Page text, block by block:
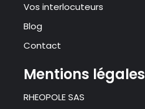
Vos interlocuteurs
Blog
Contact
Mentions légales
RHEOPOLE SAS